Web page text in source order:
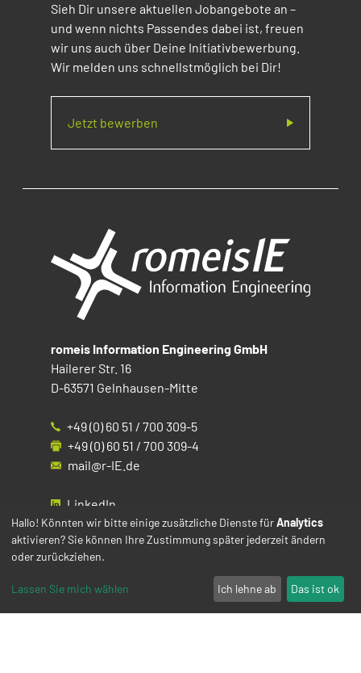
Sieh Dir unsere aktuellen Jobangebote an –
und wenn nichts Passendes dabei ist, freuen
wir uns auch über Deine Initiativbewerbung.
Wir melden uns schnellstmöglich bei Dir!
Jetzt bewerben
romeis Information Engineering GmbH
Hailerer Str. 16
D-63571 Gelnhausen-Mitte
+49 (0) 60 51 / 700 309-5
+49 (0) 60 51 / 700 309-4
mail@r-IE.de
LinkedIn
Instagram
Facebook
YouTube
Hallo! Könnten wir bitte einige zusätzliche Dienste fürAnalytics
aktivieren? Sie können Ihre Zustimmung später jederzeit ändern
oder zurückziehen.
Lassen Sie mich wählen Ich lehne ab Das ist ok